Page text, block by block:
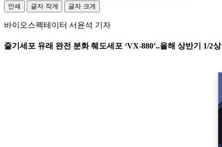
인쇄 글자 작게 글자 크게
바이오스펙테이터 서윤석 기자
줄기세포 유래 완전 분화 췌도세포 ‘VX-880’..올해 상반기 1/2